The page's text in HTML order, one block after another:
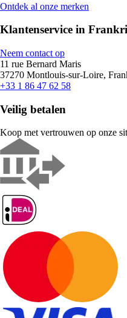
Ontdek al onze merken
Klantenservice in
Neem contact op
11 rue Bernard Maris
37270 Montlouis-sur-Loire,
+33 1 86 47 62 58
Veilig betalen
Koop met vertrouwen op onze